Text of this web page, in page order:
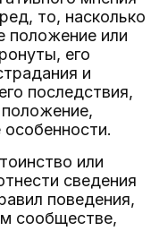
то, насколько
положение или
его
и
последствия,
или
сведения
поведения,
сообществе,